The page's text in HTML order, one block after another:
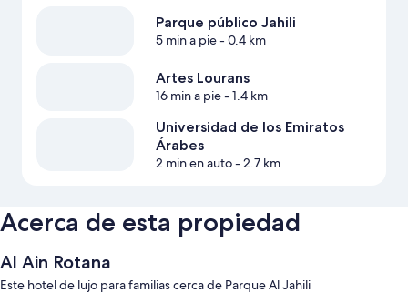
Parque público Jahili
5 min a pie- 0.4 km
Artes Lourans
16 min a pie- 1.4 km
Universidad de los Emiratos
Árabes
2 min en auto- 2.7 km
Acerca de esta propiedad
Al Ain Rotana
Este hotel de lujo para familias cerca de Parque Al Jahili